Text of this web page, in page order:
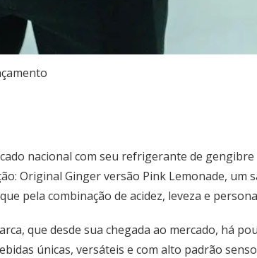
nacional com seu refrigerante de
Original Ginger versão Pink Lemonade,
pela combinação de acidez, leveza e
que desde sua chegada ao mercado, há
únicas, versáteis e com alto padrão